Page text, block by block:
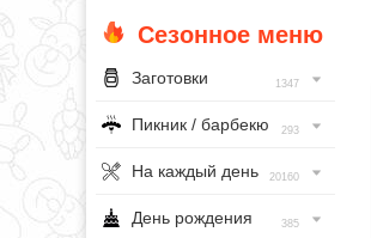
Сезонное меню
Заготовки 1347
Пикник / барбекю 293
На каждый день 20160
День рождения 385